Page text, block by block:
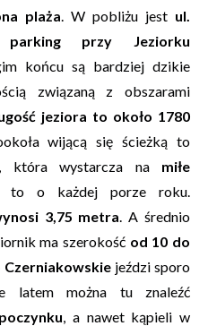
plaża . W pobliżu jest ul.
przy Jeziorku
końcu są bardziej dzikie
związaną z obszarami
jeziora to około 1780
wijącą się ścieżką to
która wystarcza na miłe
to o każdej porze roku.
3,75 metra . A średnio
ma szerokość od 10 do
Czerniakowskie jeździ sporo
latem można tu znaleźć
, a nawet kąpieli w